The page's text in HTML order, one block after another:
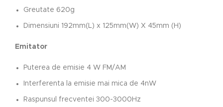
Greutate 620g
Dimensiuni 192mm(L) x 125mm(W) X 45mm (H)
Emitator
Puterea de emisie 4 W FM/AM
Interferenta la emisie mai mica de 4nW
Raspunsul frecventei 300-3000Hz